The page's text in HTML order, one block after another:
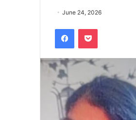
June 24, 2026
FacebookPocket